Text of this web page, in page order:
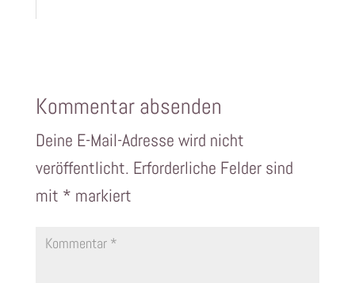
Kommentar absenden
Deine E-Mail-Adresse wird nicht
veröffentlicht. Erforderliche Felder sind
mit * markiert